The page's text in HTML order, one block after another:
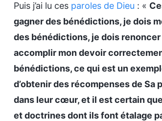
Puis j’ai lu ces paroles de Dieu : «
gagner des bénédictions, je dois
des bénédictions, je dois renoncer
accomplir mon devoir
bénédictions, ce qui est un
d’obtenir des récompenses de Sa
dans leur cœur, et il est certain
et doctrines dont ils font étalage